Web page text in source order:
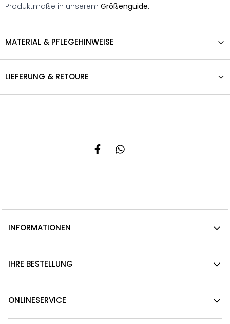
Produktmaße in unserem Größenguide.
MATERIAL & PFLEGEHINWEISE
LIEFERUNG & RETOURE
INFORMATIONEN
IHRE BESTELLUNG
ONLINESERVICE